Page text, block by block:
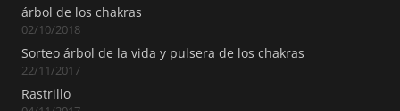
árbol de los chakras
02/10/2018
Sorteo árbol de la vida y pulsera de los chakras
22/11/2017
Rastrillo